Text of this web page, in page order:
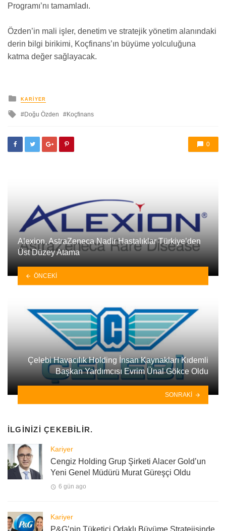
Programı’nı tamamladı.
Özden’in mali işler, denetim ve stratejik yönetim alanındaki
derin bilgi birikimi, Koçfinans’ın büyüme yolculuğuna
katma değer sağlayacak.
yayınlanan
KARIYER
ileDoğu Özden Koçfinans
0
Alexion, AstraZeneca Nadir Hastalıklar Türkiye’den
Üst Düzey Atama
ÖNCEKI
Çelebi Havacılık Holding İnsan Kaynakları Kıdemli
Başkan Yardımcısı Evrim Ünal Gökce Oldu
SONRAKI
İLGINIZI ÇEKEBILIR.
Kariyer
Cengiz Holding Grup Şirketi Alacer Gold’un
Yeni Genel Müdürü Murat Güreşçi Oldu
6 gün ago
Kariyer
P&G’nin Tüketici Odaklı Büyüme Stratejisinde